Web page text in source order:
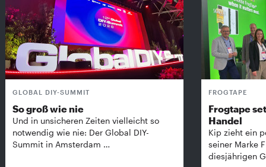
GLOBAL DIY-SUMMIT
So groß wie nie
Und in unsicheren Zeiten vielleicht so
notwendig wie nie: Der Global DIY-
Summit in Amsterdam …
FROGTAPE
Frogtape
Handel
Kip zieht ein
seiner Marke
diesjährigen